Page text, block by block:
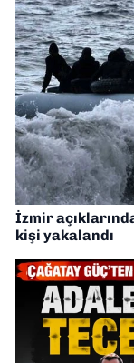
İzmir
kişi yakalandı